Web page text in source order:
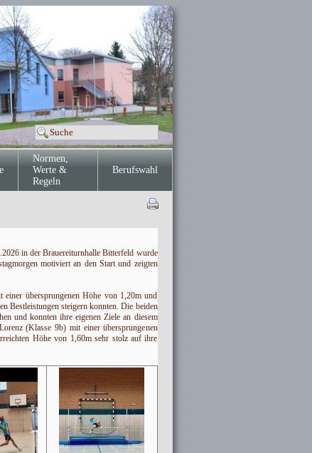
Normen,
Werte &
Regeln
Berufswahl
in der Brauereiturnhalle Bitterfeld wurde
motiviert an den Start und zeigten
übersprungenen Höhe von 1,20m und
Bestleistungen steigern konnten. Die beiden
und konnten ihre eigenen Ziele an diesem
(Klasse 9b) mit einer übersprungenen
Höhe von 1,60m sehr stolz auf ihre